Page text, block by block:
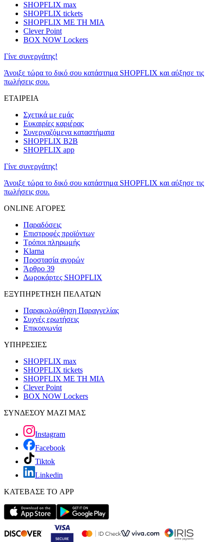
SHOPFLIX max
SHOPFLIX tickets
SHOPFLIX ΜΕ ΤΗ ΜΙΑ
Clever Point
BOX NOW Lockers
Γίνε συνεργάτης!
Άνοιξε τώρα το δικό σου κατάστημα SHOPFLIX και αύξησε τις
πωλήσεις σου.
ΕΤΑΙΡΕΙΑ
Σχετικά με εμάς
Ευκαιρίες καριέρας
Συνεργαζόμενα καταστήματα
SHOPFLIX B2B
SHOPFLIX app
Γίνε συνεργάτης!
Άνοιξε τώρα το δικό σου κατάστημα SHOPFLIX και αύξησε τις
πωλήσεις σου.
ONLINE ΑΓΟΡΕΣ
Παραδόσεις
Επιστροφές προϊόντων
Τρόποι πληρωμής
Klarna
Προστασία αγορών
Άρθρο 39
Δωροκάρτες SHOPFLIX
ΕΞΥΠΗΡΕΤΗΣΗ ΠΕΛΑΤΩΝ
Παρακολούθηση Παραγγελίας
Συχνές ερωτήσεις
Επικοινωνία
ΥΠΗΡΕΣΙΕΣ
SHOPFLIX max
SHOPFLIX tickets
SHOPFLIX ΜΕ ΤΗ ΜΙΑ
Clever Point
BOX NOW Lockers
ΣΥΝΔΕΣΟΥ ΜΑΖΙ ΜΑΣ
Instagram
Facebook
Tiktok
Linkedin
ΚΑΤΕΒΑΣΕ ΤΟ APP